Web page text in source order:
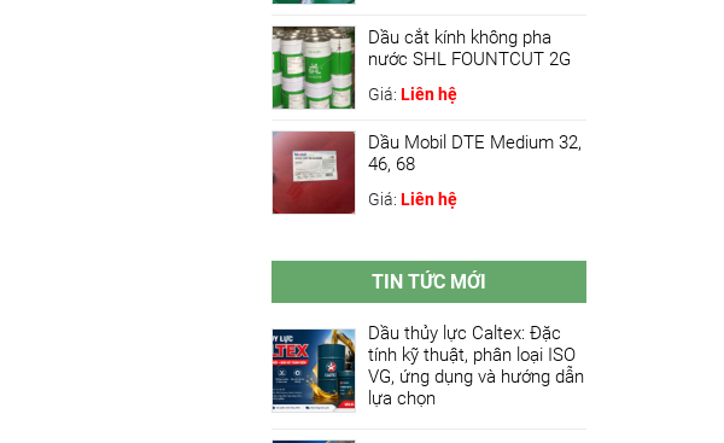
Dầu cắt kính không pha
nước SHL FOUNTCUT 2G
Giá: Liên hệ
Dầu Mobil DTE Medium 32,
46, 68
Giá: Liên hệ
TIN TỨC MỚI
Dầu thủy lực Caltex: Đặc
tính kỹ thuật, phân loại ISO
VG, ứng dụng và hướng dẫn
lựa chọn